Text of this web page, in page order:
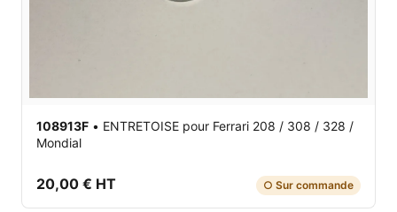
108913F • ENTRETOISE pour Ferrari 208 / 308 / 328 /
Mondial
20,00 € HT ○ Sur commande